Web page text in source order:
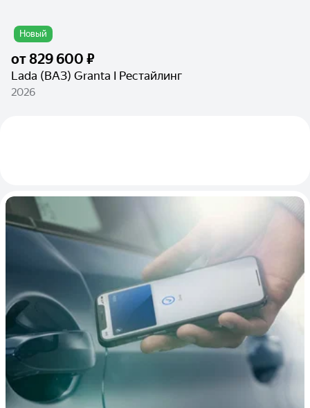
Новый
от829 600 ₽
Lada (ВАЗ) Granta I Рестайлинг
2026